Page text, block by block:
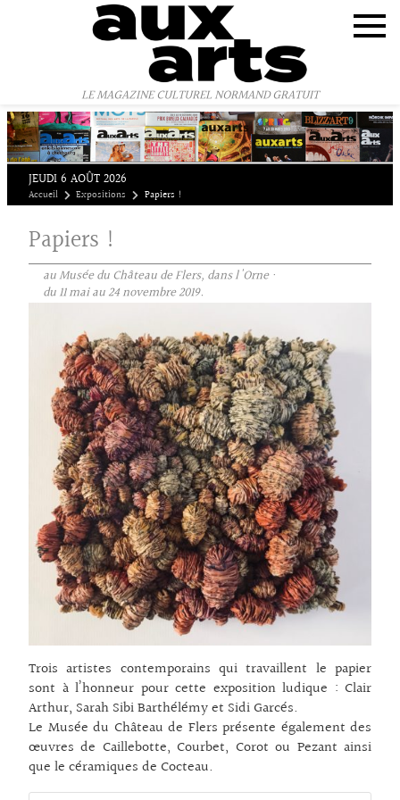
LE MAGAZINE CULTUREL NORMAND GRATUIT
JEUDI 6 AOÛT 2026
Accueil Expositions Papiers !
Papiers !
au Musée du Château de Flers, dans l'Orne ·
du 11 mai au 24 novembre 2019.
Trois artistes contemporains qui travaillent le papier
sont à l’honneur pour cette exposition ludique : Clair
Arthur, Sarah Sibi Barthélémy et Sidi Garcés.
Le Musée du Château de Flers présente également des
œuvres de Caillebotte, Courbet, Corot ou Pezant ainsi
que le céramiques de Cocteau.
Panneau de gestion des cookies